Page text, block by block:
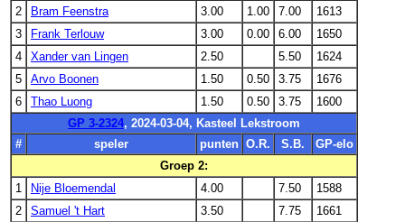
2
Bram Feenstra 3.00 1.00 7.00
1613
3
Frank Terlouw 3.00 0.00 6.00
1650
4
Xander van Lingen 2.50 5.50
1624
5
Arvo Boonen 1.50 0.50 3.75
1676
6
Thao Luong 1.50 0.50 3.75
1600
GP 3-2324, 2024-03-04, Kasteel Lekstroom
#
speler punten O.R. S.B.
GP-elo
Groep 2:
1
Nije Bloemendal 4.00 7.50
1588
2
Samuel 't Hart 3.50 7.75
1661